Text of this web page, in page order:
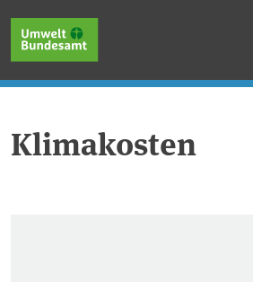
Klimakosten